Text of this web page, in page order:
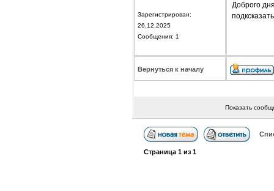
Зарегистрирован:
26.12.2025
Сообщения: 1
Доброго
Вернуться к началу
Показать
Страница 1из 1